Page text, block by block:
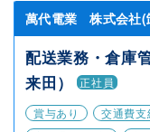
萬代電業 株式会社(
配送業務・倉庫
来田）
正社員
賞与あり
交通費支